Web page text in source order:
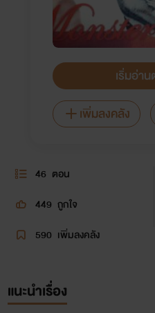
เริ่มอ่า
เพิ่มลงคลัง
46 ตอน
449 ถูกใจ
590 เพิ่มลงคลัง
แนะนำเรื่อง